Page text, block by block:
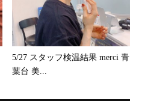
5/27 スタッフ検温結果 merci 青
葉台 美...